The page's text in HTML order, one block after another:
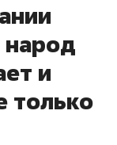
народ
и
только